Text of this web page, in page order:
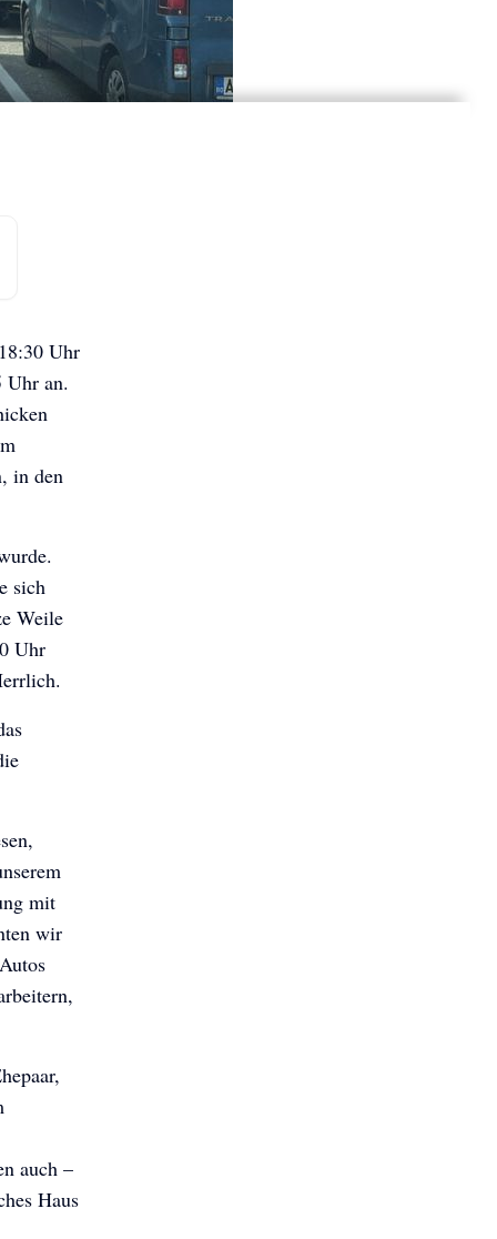
Uhr
Uhr an.
in den
sich
Weile
Uhr
mit
wir
auch –
Haus